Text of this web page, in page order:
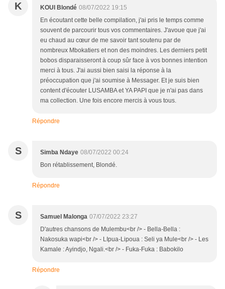
K KOUI Blondé 08/07/2022 19:15
En écoutant cette belle compilation, j'ai pris le temps comme
souvent de parcourir tous vos commentaires. J'avoue que j'ai
eu chaud au cœur de me savoir tant soutenu par de
nombreux Mbokatiers et non des moindres. Les derniers petit
bobos disparaisseront à coup sûr face à vos bonnes intention
merci à tous. J'ai aussi bien saisi la réponse à la
préoccupation que j'ai soumise à Messager. Et je suis bien
content d'écouter LUSAMBA et YA PAPI que je n'ai pas dans
ma collection. Une fois encore mercis à vous tous.
Répondre
S Simba Ndaye 08/07/2022 00:24
Bon rétablissement, Blondé.
Répondre
S Samuel Malonga 07/07/2022 23:27
D'autres chansons de Mulembu<br /> - Bella-Bella :
Nakosuka wapi<br /> - LIpua-Lipoua : Seli ya Mule<br /> - Les
Kamale : Ayindjo, Ngali.<br /> - Fuka-Fuka : Babokilo
Répondre